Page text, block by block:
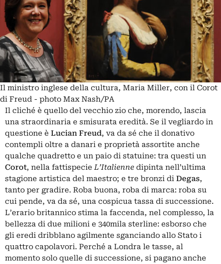
Il ministro inglese della cultura, Maria Miller, con il Corot
di Freud - photo Max Nash/PA
Il cliché è quello del vecchio zio che, morendo, lascia
una straordinaria e smisurata eredità. Se il vegliardo in
questione è Lucian Freud, va da sé che il donativo
contempli oltre a danari e proprietà assortite anche
qualche quadretto e un paio di statuine: tra questi un
Corot, nella fattispecieL’Italienne dipinta nell’ultima
stagione artistica del maestro; e tre bronzi di Degas,
tanto per gradire. Roba buona, roba di marca: roba su
cui pende, va da sé, una cospicua tassa di successione.
L’erario britannico stima la faccenda, nel complesso, la
bellezza di due milioni e 340mila sterline: esborso che
gli eredi dribblano agilmente sganciando allo Stato i
quattro capolavori. Perché a Londra le tasse, al
momento solo quelle di successione, si pagano anche